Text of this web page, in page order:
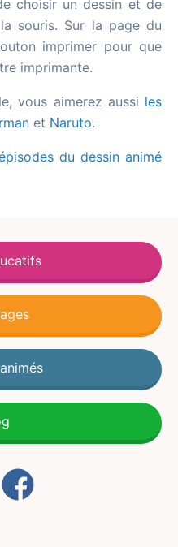
choisir un dessin et de
souris. Sur la page du
imprimer pour que
imprimante.
vous aimerez aussi les
et Naruto.
du dessin animé